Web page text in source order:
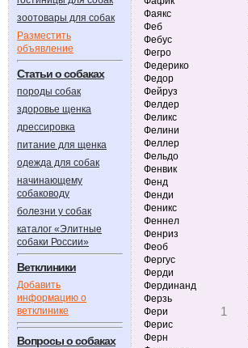
зоотовары для собак
Разместить
объявление
Статьи о собаках
породы собак
здоровье щенка
дрессировка
питание для щенка
одежда для собак
начинающему
собаководу
болезни у собак
каталог «Элитные
собаки России»
Ветклиники
Добавить
информацию о
ветклинике
Вопросы о собаках
Фаякс
Феб
Фебус
Фегро
Федерико
Федор
Фейруз
Фелдер
Феликс
Фелини
Феллер
Фельдо
Фенвик
Фенд
Фенди
Феникс
Феннел
Фенриз
Феоб
Фергус
Ферди
Фердинанд
Ферзь
1
Фери
Ферис
Ферн